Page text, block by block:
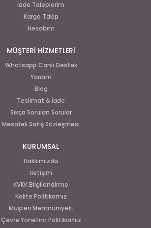
İade Taleplerim
Kargo Takip
Hesabım
MÜŞTERİ HİZMETLERİ
Whatsapp Canlı Destek
Yardım
Blog
Teslimat & İade
Sıkça Sorulan Sorular
Mesafeli Satış Sözleşmesi
KURUMSAL
Hakkımızda
İletişim
KVKK Bilgilendirme
Kalite Politikamız
Müşteri Memnuniyeti
Çevre Yönetim Politikamız